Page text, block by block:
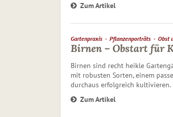
Zum Artikel
Gartenpraxis Pflanzenporträts Obst
Birnen – Obstart für
Birnen sind recht heikle
mit robusten Sorten, einem
durchaus erfolgreich kultivieren.
Zum Artikel